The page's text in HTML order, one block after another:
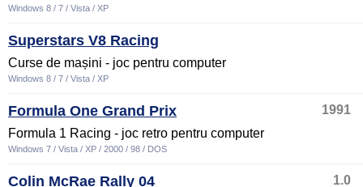
Windows 8 / 7 / Vista / XP
Superstars V8 Racing
Curse de mașini - joc pentru computer
Windows 8 / 7 / Vista / XP
Formula One Grand Prix
1991
Formula 1 Racing - joc retro pentru computer
Windows 7 / Vista / XP / 2000 / 98 / DOS
Colin McRae Rally 04
1.0